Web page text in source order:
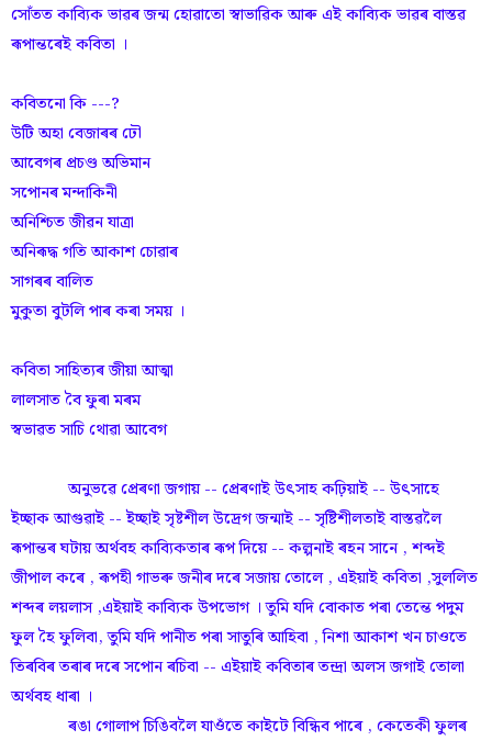
সোঁ‌তত কাব্যিক ভাৱৰ জন্ম হোৱাতো স্বাভাৱিক আৰু এই কাব্যিক ভাৱৰ বাস্তৱ
ৰূপান্তৰেই কবিতা ।
কবিতনো কি ---?
উটি অহা বেজাৰৰ ঢৌ
আবেগৰ প্ৰচণ্ড অভিমান
সপোনৰ মন্দাকিনী
অনিশ্চিত জীৱন যাত্ৰা
অনিৰূদ্ধ গতি আকাশ চোৱাৰ
সাগৰৰ বালিত
মুকুতা বুটলি পাৰ কৰা সময় ।
কবিতা সাহিত্যৰ জীয়া আত্মা
লালসাত বৈ ফুৰা মৰম
স্বভাৱত সাচি থোৱা আবেগ
অনুভৱে প্ৰেৰণা জগায় -- প্ৰেৰণাই উৎসাহ কঢ়িয়াই -- উৎসাহে
ইচ্ছাক আগুৱাই -- ইচ্ছাই সৃষ্টশীল উদ্ৰেগ জন্মাই -- সৃষ্টিশীলতাই বাস্তৱলৈ
ৰূপান্তৰ ঘটায় অৰ্থবহ কাব্যিকতাৰ ৰূপ দিয়ে -- কল্পনাই ৰহন সানে , শব্দই
জীপাল কৰে , ৰূপহী গাভৰু জনীৰ দৰে সজায় তোলে , এইয়াই কবিতা ,সুললিত
শব্দৰ লয়লাস ,এইয়াই কাব্যিক উপভোগ । তুমি যদি বোকাত পৰা তেন্তে পদুম
ফুল হৈ ফুলিবা, তুমি যদি পানীত পৰা সাতুৰি আহিবা , নিশা আকাশ খন চাওতে
তিৰবিৰ তৰাৰ দৰে সপোন ৰচিবা -- এইয়াই কবিতাৰ তন্দ্ৰা অলস জগাই তোলা
অৰ্থবহ ধাৰা ।
ৰঙা গোলাপ চিঙিবলৈ যাওঁ‌তে কাইটে বিন্ধিব পাৰে , কেতেকী ফুলৰ